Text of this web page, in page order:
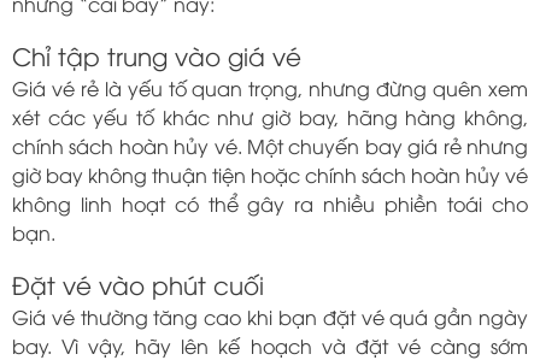
Chỉ tập trung vào giá vé
Giá vé rẻ là yếu tố quan trọng, nhưng đừng quên xem
xét các yếu tố khác như giờ bay, hãng hàng không,
chính sách hoàn hủy vé. Một chuyến bay giá rẻ nhưng
giờ bay không thuận tiện hoặc chính sách hoàn hủy vé
không linh hoạt có thể gây ra nhiều phiền toái cho
bạn.
Đặt vé vào phút cuối
Giá vé thường tăng cao khi bạn đặt vé quá gần ngày
bay. Vì vậy, hãy lên kế hoạch và đặt vé càng sớm